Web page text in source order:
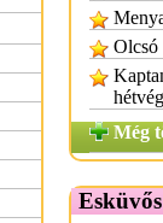
Olcsó
Még